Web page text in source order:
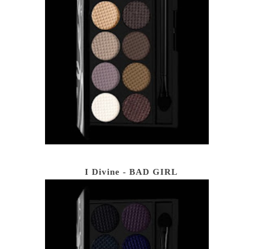
I Divine - BAD GIRL